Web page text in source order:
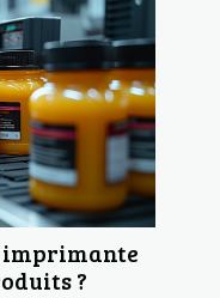
imprimante
?